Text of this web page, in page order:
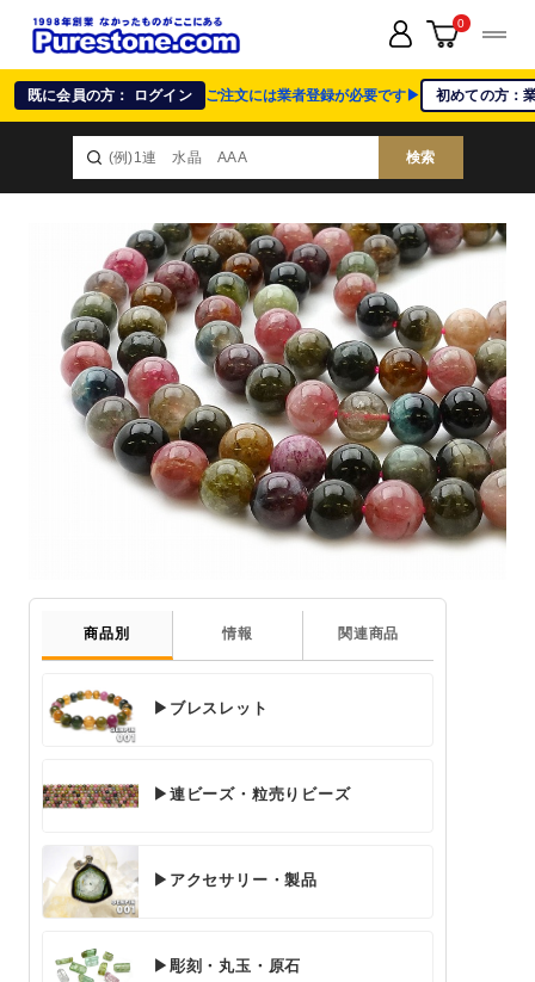
既に会員の方： ログイン ご注文には業者登録が必要です▶ 初めての方：
検索
0
商品別 情報 関連商品
▶ブレスレット
▶連ビーズ・粒売りビーズ
▶アクセサリー・製品
▶彫刻・丸玉・原石